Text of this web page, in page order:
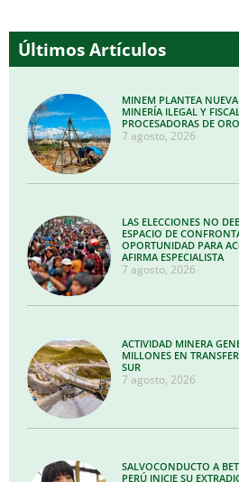
Últimos Artículos
MINEM PLANTEA
MINERÍA ILEGAL Y
PROCESADORAS DE ORO
7 agosto, 2026
LAS ELECCIONES NO
ESPACIO DE
OPORTUNIDAD PARA
AFIRMA ESPECIALISTA
7 agosto, 2026
ACTIVIDAD MINERA
MILLONES EN
SUR
7 agosto, 2026
SALVOCONDUCTO A
PERÚ INICIE SU